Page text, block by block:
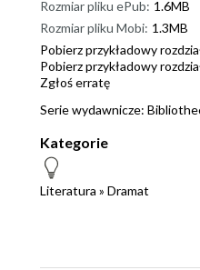
Rozmiar pliku ePub: 1.6MB
Rozmiar pliku Mobi: 1.3MB
Pobierz przykładowy
Pobierz przykładowy
Zgłoś erratę
Serie wydawnicze:
Kategorie
Literatura » Dramat